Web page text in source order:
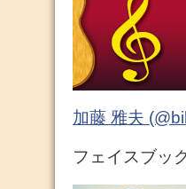
加藤 雅夫
フェイスブッ